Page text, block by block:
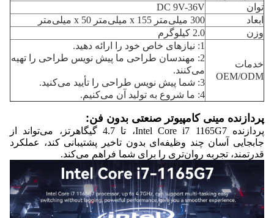
توان
DC 9V-36V
ابعاد
300 میلی‌متر x 155 میلی‌متر x 50 میلی‌متر
وزن
2.0 کیلوگرم
خدمات
OEM/ODM
2: مهندسان طراحی ما پیش نویس طراحی را تهیه
می‌کنند.
3: شما پیش نویس طراحی را تأیید می‌کنید.
4: ما شروع به تولید آن می‌کنیم.
پردازنده مینی کامپیوتر صنعتی بدون فن:
پردازنده Intel Core i7 1165G7، تا 4.7 گیگاهرتز، می‌تواند از
جابجایی آسان چند وظیفه‌ای بدون تاخیر پشتیبانی کند، عملکرد
قدرتمند، تجربه روان‌تری را برای شما فراهم می‌کند.